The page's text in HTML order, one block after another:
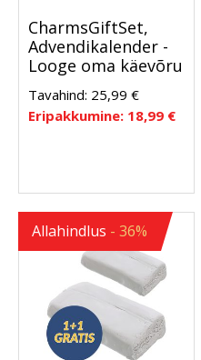
CharmsGiftSet,
Advendikalender -
Looge oma käevõru
Tavahind: 25,99 €
Eripakkumine: 18,99 €
Allahindlus - 36%